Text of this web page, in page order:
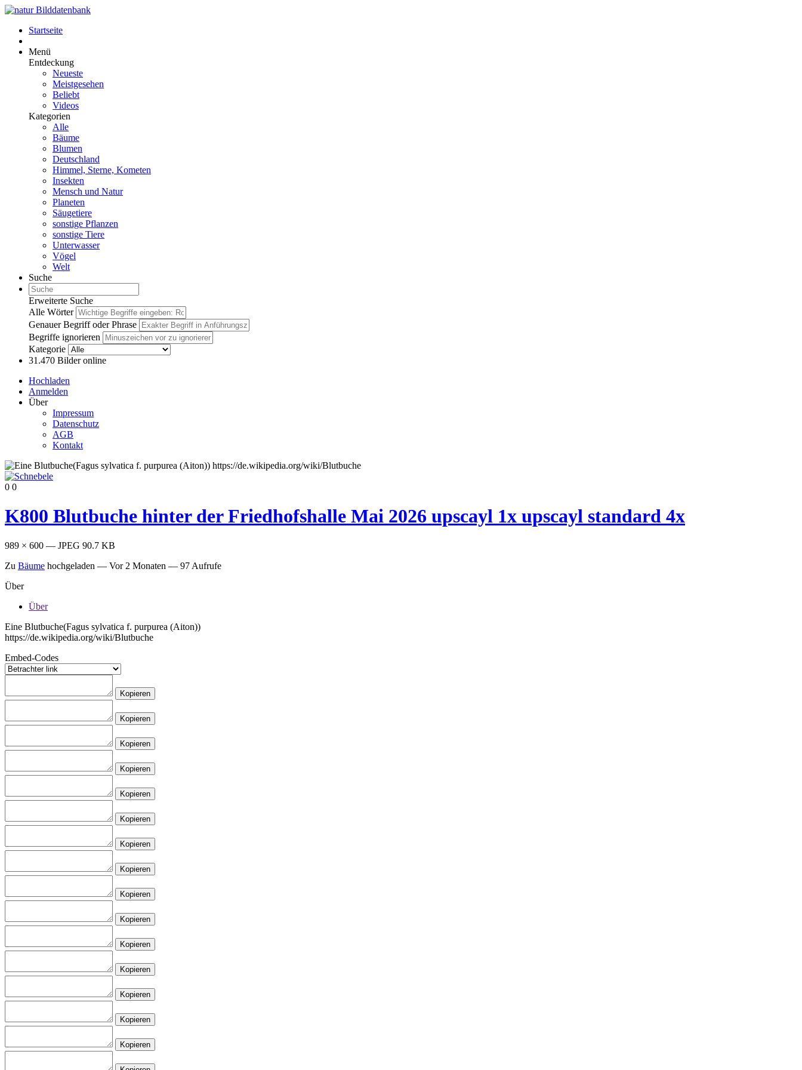
Startseite
Menü
Entdeckung
Neueste
Meistgesehen
Beliebt
Videos
Kategorien
Alle
Bäume
Blumen
Deutschland
Himmel, Sterne, Kometen
Insekten
Mensch und Natur
Planeten
Säugetiere
sonstige Pflanzen
sonstige Tiere
Unterwasser
Vögel
Welt
Suche
Erweiterte Suche
Alle Wörter
Genauer Begriff oder Phrase
Begriffe ignorieren
Kategorie
31.470 Bilder online
Hochladen
Anmelden
Über
Impressum
Datenschutz
AGB
Kontakt
0 0
K800 Blutbuche hinter der Friedhofshalle Mai 2026 upscayl 1x upscayl standard 4x
989 × 600 — JPEG 90.7 KB
Zu Bäume hochgeladen — Vor 2 Monaten — 97 Aufrufe
Über
Über
Eine Blutbuche(Fagus sylvatica f. purpurea (Aiton))
https://de.wikipedia.org/wiki/Blutbuche
Embed-Codes
Kopieren
Kopieren
Kopieren
Kopieren
Kopieren
Kopieren
Kopieren
Kopieren
Kopieren
Kopieren
Kopieren
Kopieren
Kopieren
Kopieren
Kopieren